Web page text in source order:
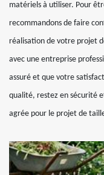
matériels à utiliser. Pour
recommandons de faire
réalisation de votre projet
avec une entreprise
assuré et que votre
qualité, restez en sécurité
agrée pour le projet de